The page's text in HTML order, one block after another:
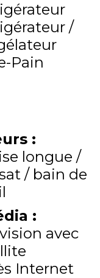
/
Pain
:
longue /
/ bain de
:
avec
Internet